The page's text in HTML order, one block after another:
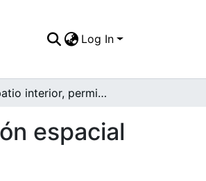
Log In
Este patio interior, permite darnos una idea de la disposición espacial de las casas bugueñas, fecha indeterminada
espacial